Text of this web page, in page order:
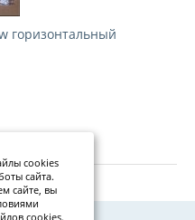
горизонтальный
cookies
сайта.
сайте, вы
cookies.